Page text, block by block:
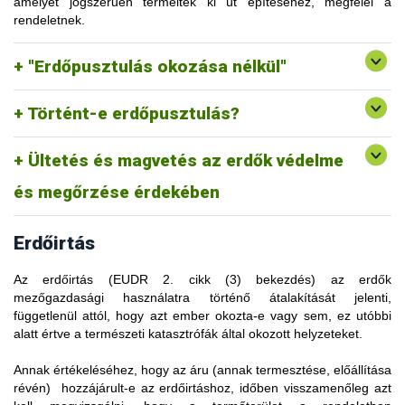
rendeletnek.
"Erdőpusztulás okozása nélkül"
Az olyan területről származó termékek, ahol a kitermelési
tevékenységek erdőpusztulást okoztak, nem felelnek meg a
rendeletnek.
Történt-e erdőpusztulás?
és az innen származó releváns termékeket nem lehetne
megújul, és olyan erdőkategóriába kerül, amely az eredeti
erdőállapothoz képest nem jelent erdőpusztulást, akkor az
adott területről végzett további fakitermelési tevékenységből
származó faanyag is "erdőirtásmentesnek" minősülhet.
Ültetés és magvetés az erdők védelme
és megőrzése érdekében
kategóriájába tartozna, a rendelet szerint nem tartoznak az
"ültetvényerdő" meghatározása alá "azok az erdők, amelyeket
védelem vagy az ökoszisztéma helyreállítása céljából
telepítettek, valamint azok az ültetéssel vagy magvetéssel
létrehozott erdők, amelyek vágásérettségi korban
természetesen regenerálódó erdőkre hasonlítanak vagy
Ez a kivételszabály értelemszerűen a „telepített erdőkre” is
vonatkozik.
Erdőirtás
Az erdőirtás (EUDR 2. cikk (3) bekezdés) az erdők
mezőgazdasági használatra történő átalakítását jelenti,
függetlenül attól, hogy azt ember okozta-e vagy sem, ez utóbbi
alatt értve a természeti katasztrófák által okozott helyzeteket.
Annak értékeléséhez, hogy az áru (annak termesztése, előállítása
révén) hozzájárult-e az erdőirtáshoz, időben visszamenőleg azt
A rendelet az ENSZ Élelmezési és Mezőgazdasági Szervezete
„erdő” fogalmának meghatározására támaszkodik. Ez